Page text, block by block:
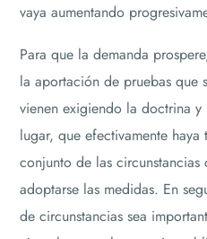
vaya aumentando
Para que la demanda
la aportación de pruebas que
vienen exigiendo la doctrina
lugar, que efectivamente
conjunto de las
adoptarse las medidas. En
de circunstancias sea